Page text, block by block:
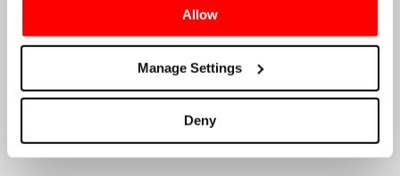
Allow
Manage Settings
Deny
Liquidation zur Verfügung stellen, einschließlich Unterlagen
darüber, wie Sie eine Forderung gegen das Unternehmen geltend
machen können.
kann kontaktiert werden unter
motorsport.tickets@crowe.co.uk